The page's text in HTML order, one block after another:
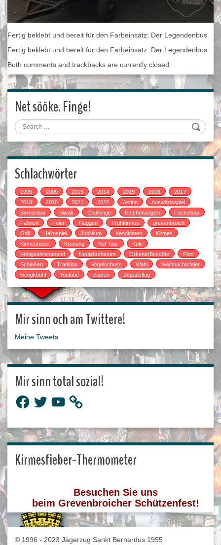
Fertig beklebt und bereit für den Farbeinsatz: Der Legendenbus.
Fertig beklebt und bereit für den Farbeinsatz: Der Legendenbus.
Both comments and trackbacks are currently closed.
Net sööke. Finge!
Search
Schlachwörter
1995 2009 2013 2014 2015 2016
2017
2018
2020 2021 2022 Aktion
Auswärtsspiel
Bernardus
Biwak Challenge Entchenangeln
Fackelbau
Fahnen
Feier Flaggen Frühkirmes
grevenbroich
Grill
Heimspiel Jubiläum Kandidaten
Kirmes
Kirmesfieber
Krönung Kul-Tour
Köln
Königsehrenabend
Neujahrshexen OrkenerBoschte
Pool
Schießen
Tradition Vogelschuss Wahl
Weihnachtsfeier
wengkbühl
Youtube Zapfen Zugausflug
Mir sinn och am Twittere!
Meine Tweets
Mir sinn total sozial!
Facebook
TwitterYouTube
Kirmesfieber-Thermometer
Besuchen Sie uns
beim Grevenbroicher Schützenfest!
© 1996 - 2023 Jägerzug Sankt Bernardus 1995